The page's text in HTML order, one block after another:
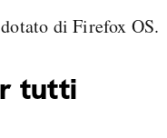
di Firefox OS.
tutti